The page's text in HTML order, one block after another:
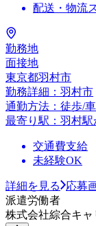
配送・物流
勤務地
面接地
東京都羽村市
勤務詳細：羽村市
通勤方法：徒歩/
最寄り駅：羽村駅
交通費支給
未経験OK
詳細を見る
応募
派遣労働者
株式会社綜合キ